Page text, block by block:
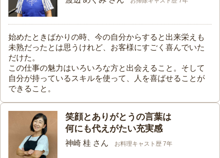
始めたときばかりの時、今の自分からすると出来栄えも
未熟だったとは思うけれど、お客様にすごく喜んでいた
だけた。
この仕事の魅力はいろいろな方と出会えること。そして
自分が持っているスキルを使って、人を喜ばせることが
できること。
笑顔とありがとうの言葉は
何にも代えがたい充実感
神崎 桂 さん お料理キャスト歴 7年